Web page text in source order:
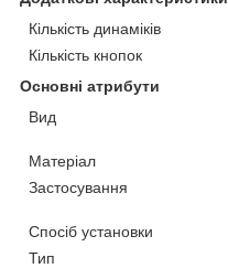
Кількість динаміків
Кількість кнопок
Основні атрибути
Вид
Матеріал
Застосування
Спосіб установки
Тип